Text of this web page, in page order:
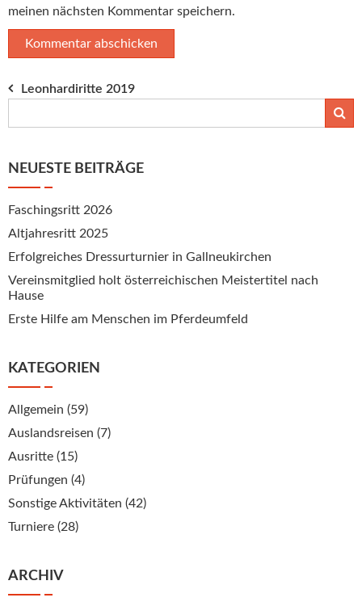
meinen nächsten Kommentar speichern.
Beitragsnavigation
Leonhardiritte 2019
NEUESTE BEITRÄGE
Faschingsritt 2026
Altjahresritt 2025
Erfolgreiches Dressurturnier in Gallneukirchen
Vereinsmitglied holt österreichischen Meistertitel nach
Hause
Erste Hilfe am Menschen im Pferdeumfeld
KATEGORIEN
Allgemein (59)
Auslandsreisen (7)
Ausritte (15)
Prüfungen (4)
Sonstige Aktivitäten (42)
Turniere (28)
ARCHIV